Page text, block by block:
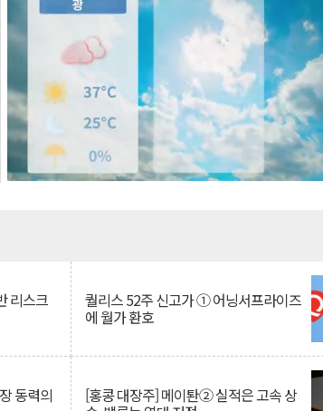
리스크 퀄리스 52주 신고가 ① 어닝서프라이즈
에 월가 환호
동력의 [홍콩 대장주] 메이퇀② 실적은 고속 상